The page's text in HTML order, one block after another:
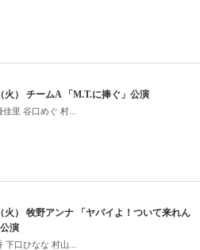
火） チームA 「M.T.に捧ぐ」公演
里 谷口めぐ 村...
火） 牧野アンナ 「ヤバイよ！ついて来れん
演
下口ひなな 村山...